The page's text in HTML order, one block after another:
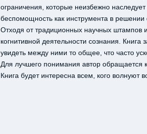
ограничения, которые неизбежно
беспомощность как инструмента в
Отходя от традиционных научных штампов
когнитивной деятельности сознания.
увидеть между ними то общее, что часто
Для лучшего понимания автор обращается
Книга будет интересна всем, кого волнуют